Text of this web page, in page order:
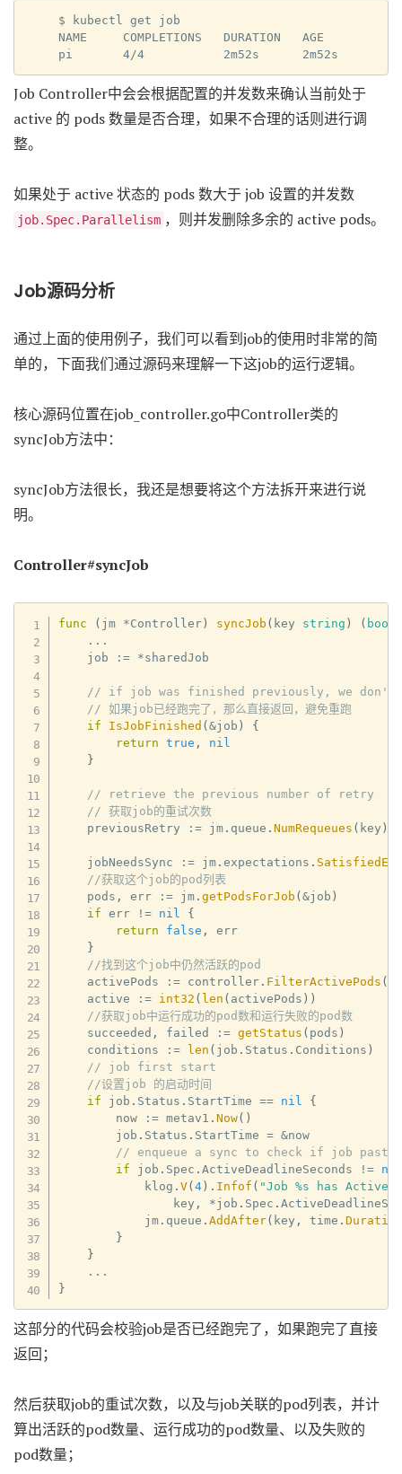
$ kubectl get job
NAME     COMPLETIONS   DURATION   AGE
pi       4/4           2m52s      2m52s
Job Controller中会会根据配置的并发数来确认当前处于
active 的 pods 数量是否合理，如果不合理的话则进行调
整。
如果处于 active 状态的 pods 数大于 job 设置的并发数
job.Spec.Parallelism ，则并发删除多余的 active pods。
Job源码分析
通过上面的使用例子，我们可以看到job的使用时非常的简
单的，下面我们通过源码来理解一下这job的运行逻辑。
核心源码位置在job_controller.go中Controller类的
syncJob方法中：
syncJob方法很长，我还是想要将这个方法拆开来进行说
明。
Controller#syncJob
func ( jm *Controller ) syncJob ( key string ) ( bool
...
    job
:= *sharedJob
// if job was finished previously, we don't
// 如果job已经跑完了，那么直接返回，避免重跑
if
IsJobFinished (&job )
{
return
true ,
nil
}
// retrieve the previous number of retry
// 获取job的重试次数
    previousRetry
:= jm . queue .NumRequeues ( key )
    jobNeedsSync
:= jm .expectations .
//获取这个job的pod列表
    pods
, err := jm .getPodsForJob (&job )
if err != nil
{
return
false ,
err
}
//找到这个job中仍然活跃的pod
    activePods
:= controller . FilterActivePods (
    active
:= int32 ( len ( activePods ) )
//获取job中运行成功的pod数和运行失败的pod数
    succeeded
, failed := getStatus ( pods )
    conditions
:= len ( job . Status . Conditions )
// job first start
//设置job 的启动时间
if job . Status . StartTime == nil
{
        now
:= metav1 .Now( )
        job
. Status . StartTime = &now
// enqueue a sync to check if job past
if job . Spec .ActiveDeadlineSeconds !=
            klog
.V(4 ) . Infof ( "Job %s has
                key
, *job . Spec .
            jm
. queue .AddAfter( key , time .
}
}
...
}
这部分的代码会校验job是否已经跑完了，如果跑完了直接
返回；
然后获取job的重试次数，以及与job关联的pod列表，并计
算出活跃的pod数量、运行成功的pod数量、以及失败的
pod数量；